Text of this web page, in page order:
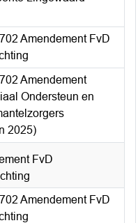
Amendement FvD
Amendement
Ondersteun en
2025)
FvD
Amendement FvD